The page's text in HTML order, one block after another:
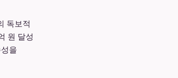
독보적
원 달성
을